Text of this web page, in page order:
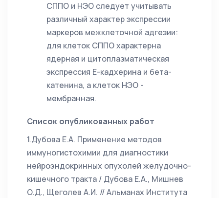
СППО и НЭО следует учитывать
различный характер экспрессии
маркеров межклеточной адгезии:
для клеток СППО характерна
ядерная и цитоплазматическая
экспрессия Е-кадхерина и бета-
катенина, а клеток НЭО -
мембранная.
Список опубликованных работ
1.Дубова Е.А. Применение методов
иммуногистохимии для диагностики
нейроэндокринных опухолей желудочно-
кишечного тракта / Дубова Е.А., Мишнев
О.Д., Щеголев А.И. // Альманах Института